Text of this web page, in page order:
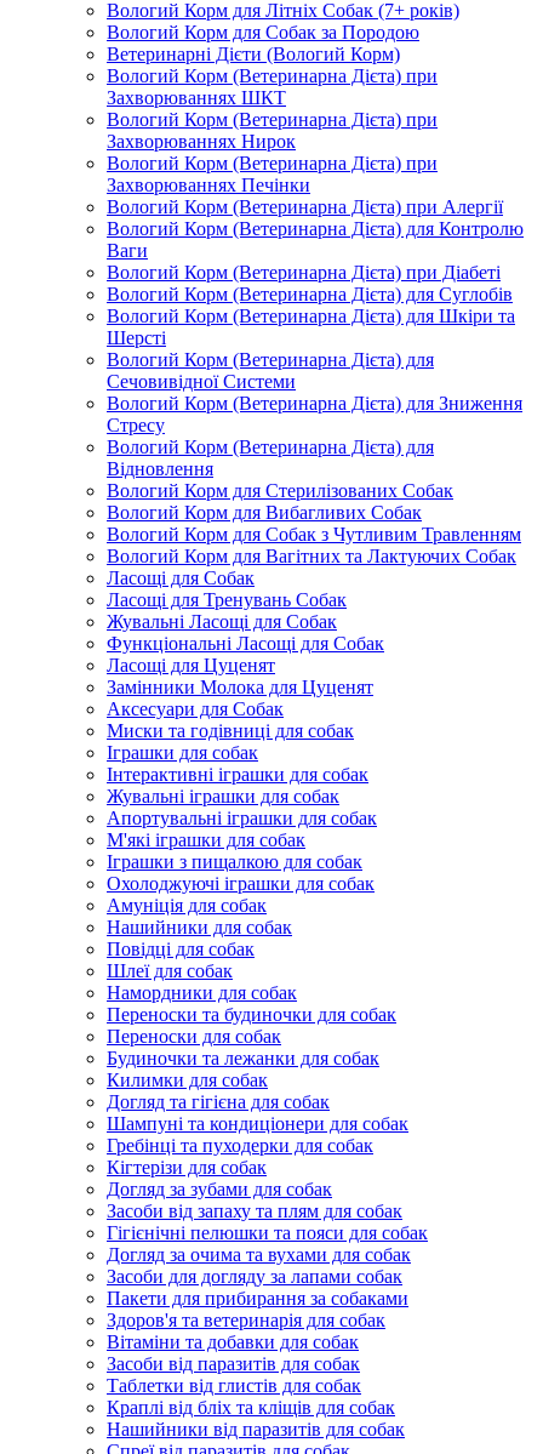
Вологий Корм для Літніх Собак (7+ років)
Вологий Корм для Собак за Породою
Ветеринарні Дієти (Вологий Корм)
Вологий Корм (Ветеринарна Дієта) при
Захворюваннях ШКТ
Вологий Корм (Ветеринарна Дієта) при
Захворюваннях Нирок
Вологий Корм (Ветеринарна Дієта) при
Захворюваннях Печінки
Вологий Корм (Ветеринарна Дієта) при Алергії
Вологий Корм (Ветеринарна Дієта) для Контролю
Ваги
Вологий Корм (Ветеринарна Дієта) при Діабеті
Вологий Корм (Ветеринарна Дієта) для Суглобів
Вологий Корм (Ветеринарна Дієта) для Шкіри та
Шерсті
Вологий Корм (Ветеринарна Дієта) для
Сечовивідної Системи
Вологий Корм (Ветеринарна Дієта) для Зниження
Стресу
Вологий Корм (Ветеринарна Дієта) для
Відновлення
Вологий Корм для Стерилізованих Собак
Вологий Корм для Вибагливих Собак
Вологий Корм для Собак з Чутливим Травленням
Вологий Корм для Вагітних та Лактуючих Собак
Ласощі для Собак
Ласощі для Тренувань Собак
Жувальні Ласощі для Собак
Функціональні Ласощі для Собак
Ласощі для Цуценят
Замінники Молока для Цуценят
Аксесуари для Собак
Миски та годівниці для собак
Іграшки для собак
Інтерактивні іграшки для собак
Жувальні іграшки для собак
Апортувальні іграшки для собак
М'які іграшки для собак
Іграшки з пищалкою для собак
Охолоджуючі іграшки для собак
Амуніція для собак
Нашийники для собак
Повідці для собак
Шлеї для собак
Намордники для собак
Переноски та будиночки для собак
Переноски для собак
Будиночки та лежанки для собак
Килимки для собак
Догляд та гігієна для собак
Шампуні та кондиціонери для собак
Гребінці та пуходерки для собак
Кігтерізи для собак
Догляд за зубами для собак
Засоби від запаху та плям для собак
Гігієнічні пелюшки та пояси для собак
Догляд за очима та вухами для собак
Засоби для догляду за лапами собак
Пакети для прибирання за собаками
Здоров'я та ветеринарія для собак
Вітаміни та добавки для собак
Засоби від паразитів для собак
Таблетки від глистів для собак
Краплі від бліх та кліщів для собак
Нашийники від паразитів для собак